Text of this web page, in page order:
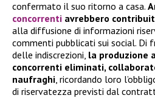
confermato il suo ritorno a casa.
concorrenti avrebbero
alla diffusione di informazioni
commenti pubblicati sui social. Di
delle indiscrezioni, la produzione
concorrenti eliminati,
naufraghi , ricordando loro
di riservatezza previsti dal